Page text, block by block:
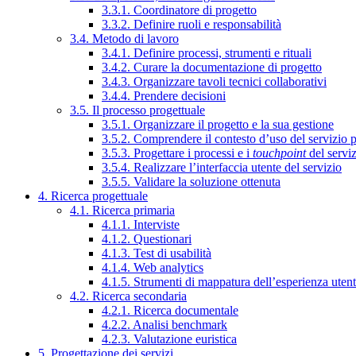
3.3.1. Coordinatore di progetto
3.3.2. Definire ruoli e responsabilità
3.4. Metodo di lavoro
3.4.1. Definire processi, strumenti e rituali
3.4.2. Curare la documentazione di progetto
3.4.3. Organizzare tavoli tecnici collaborativi
3.4.4. Prendere decisioni
3.5. Il processo progettuale
3.5.1. Organizzare il progetto e la sua gestione
3.5.2. Comprendere il contesto d’uso del servizio
3.5.3. Progettare i processi e i touchpointdel
3.5.4. Realizzare l’interfaccia utente del servizio
3.5.5. Validare la soluzione ottenuta
4. Ricerca progettuale
4.1. Ricerca primaria
4.1.1. Interviste
4.1.2. Questionari
4.1.3. Test di usabilità
4.1.4. Web analytics
4.1.5. Strumenti di mappatura dell’esperienza
4.2. Ricerca secondaria
4.2.1. Ricerca documentale
4.2.2. Analisi benchmark
4.2.3. Valutazione euristica
5. Progettazione dei servizi